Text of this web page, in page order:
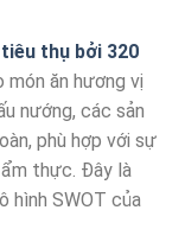
thụ bởi 320
món ăn hương vị
nướng, các sản
phù hợp với sự
thực. Đây là
hình SWOT của